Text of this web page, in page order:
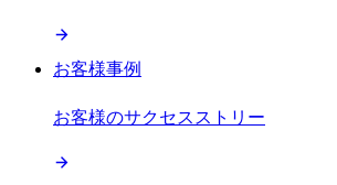
お客様事例
お客様のサクセスストリー